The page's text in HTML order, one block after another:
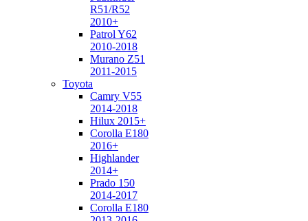
R51/R52
2010+
Patrol Y62
2010-2018
Murano Z51
2011-2015
Toyota
Camry V55
2014-2018
Hilux 2015+
Corolla E180
2016+
Highlander
2014+
Prado 150
2014-2017
Corolla E180